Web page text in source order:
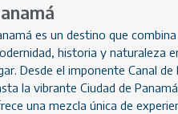
es un destino que combina
historia y naturaleza
Desde el imponente Canal de
la vibrante Ciudad de
una mezcla única de